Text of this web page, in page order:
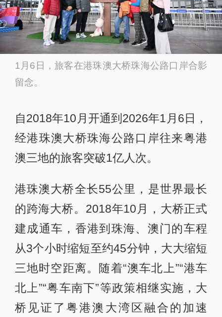
1月6日，旅客在港珠澳大桥珠海公路口岸合影
留念。
自2018年10月开通到2026年1月6日，
经港珠澳大桥珠海公路口岸往来粤港
澳三地的旅客突破1亿人次。
港珠澳大桥全长55公里，是世界最长
的跨海大桥。2018年10月，大桥正式
建成通车，香港到珠海、澳门的车程
从3个小时缩短至约45分钟，大大缩短
三地时空距离。随着“澳车北上”“港车
北上”“粤车南下”等政策相继实施，大
桥见证了粤港澳大湾区融合的加速